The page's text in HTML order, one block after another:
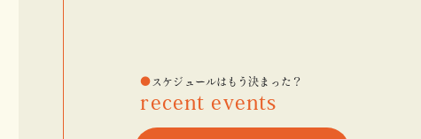
スケジュールはもう決まった？
recent events